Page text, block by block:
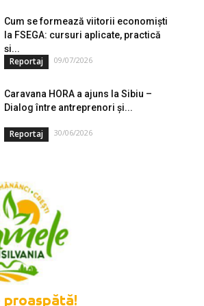
Cum se formează viitorii economiști
la FSEGA: cursuri aplicate, practică
și...
Reportaj 09/07/2026
Caravana HORA a ajuns la Sibiu –
Dialog între antreprenori și...
Reportaj 30/06/2026